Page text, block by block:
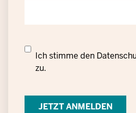
Datenschutzrechtliche
Einwilligung
personenbezogener
Ich stimme den
zu.